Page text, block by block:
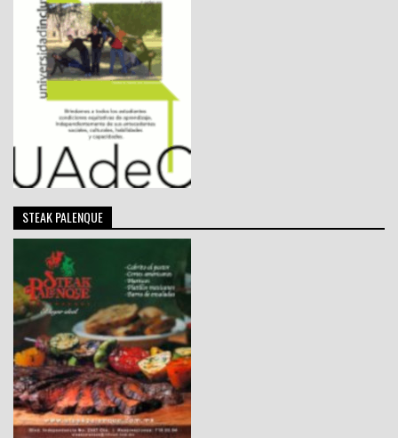
STEAK PALENQUE